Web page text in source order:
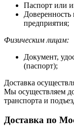
Паспорт или
Доверенность
предприятия;
Физическим лицам:
Документ,
(паспорт);
Доставка
Мы осуществляем
транспорта и
Доставка по